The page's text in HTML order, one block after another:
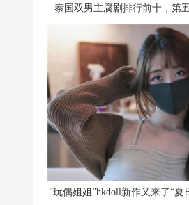
泰国双男主腐剧排行前十，第
​“玩偶姐姐”hkdoll新作又来了“夏